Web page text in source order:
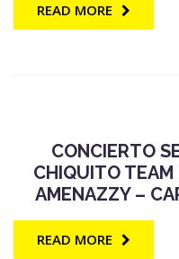
READ MORE
CONCIERTO
CHIQUITO TEAM
AMENAZZY –
READ MORE